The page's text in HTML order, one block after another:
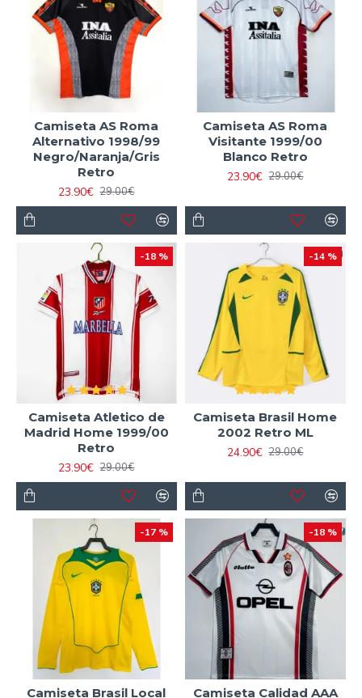
Camiseta AS Roma
Alternativo 1998/99
Negro/Naranja/Gris
Retro
23.90€ 29.00€
Camiseta AS Roma
Visitante 1999/00
Blanco Retro
23.90€ 29.00€
-18 %
Camiseta Atletico de
Madrid Home 1999/00
Retro
23.90€ 29.00€
-14 %
Camiseta Brasil Home
2002 Retro ML
24.90€ 29.00€
-17 %
Camiseta Brasil Local
-18 %
Camiseta Calidad AAA